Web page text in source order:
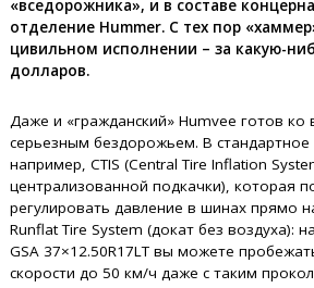
«вседорожника», и в составе
отделение Hummer. С тех пор
цивильном исполнении – за какую-
долларов.
Даже и «гражданский» Humvee готов ко
серьезным бездорожьем. В
например, CTIS (Central Tire Inflation
централизованной подкачки), которая
регулировать давление в шинах прямо
Runflat Tire System (докат без воздуха):
GSA 37×12.50R17LT вы можете
скорости до 50 км/ч даже с таким